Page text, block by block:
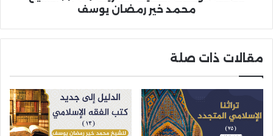
محمد خير رمضان يوسف
مقالات ذات صلة